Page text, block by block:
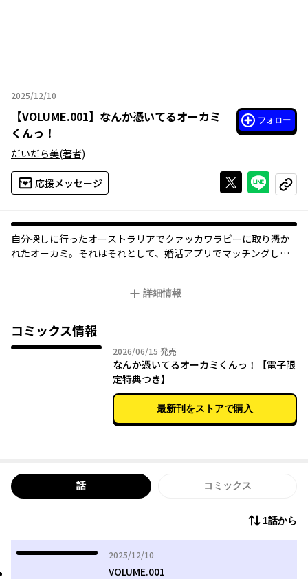
2025/12/10
2025年12月10日
【VOLUME.001】 なんか憑いてるオーカミ
くんっ！
フォロー
だいだら美(著者)
応援メッセージ Xで投稿する
ライン
コピー
自分探しに行ったオーストラリアでクァッカワラビーに取り憑か
れたオーカミ。それはそれとして、婚活アプリでマッチングした
恋愛対象としても好きなカワセミ(仮)は、オーカミのことをかわい
があったオーカミは、自分に憑いているクァッカワラビーがそう
認識させるのだと思い、距離を取ろうとする。
そしてやってくるクァッカワラビーとの戦い、その中でお互いの
詳細情報
コミックス情報
2026/06/15 2026年06月15日
発売
なんか憑いてるオーカミくんっ！【電子限
定特典つき】
最新刊をストアで購入
話 コミックス
1話から
2025/12/10
2025年12月10日
VOLUME.001